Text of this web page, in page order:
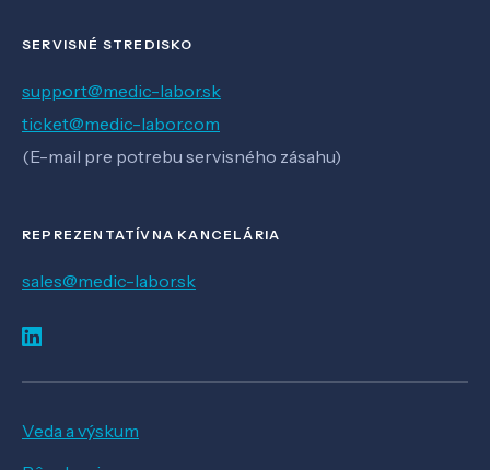
SERVISNÉ STREDISKO
support@medic-labor.sk
ticket@medic-labor.com
(E-mail pre potrebu servisného zásahu)
REPREZENTATÍVNA KANCELÁRIA
sales@medic-labor.sk
Veda a výskum